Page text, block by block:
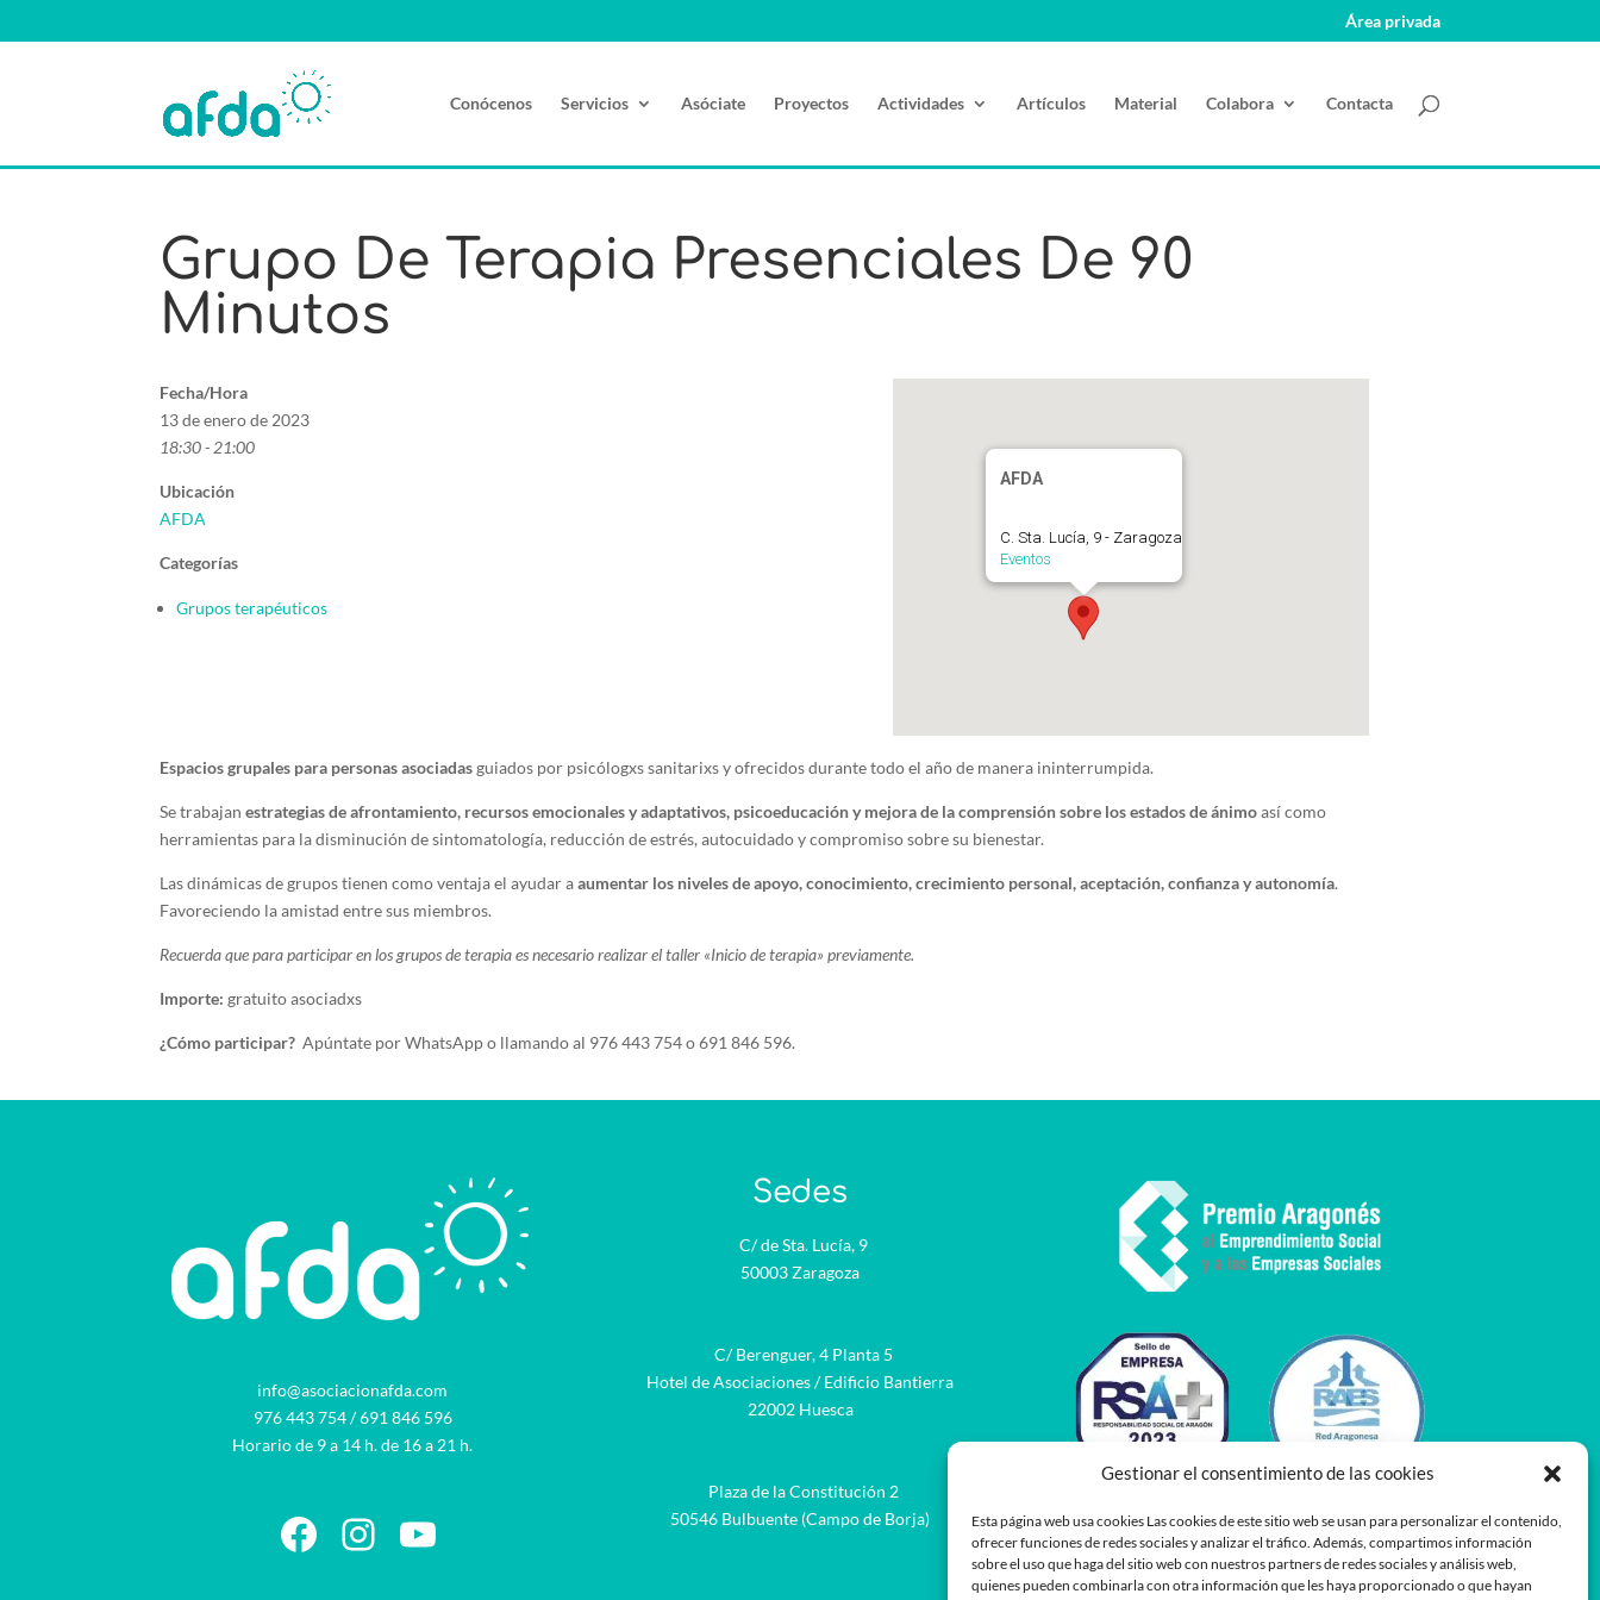
Gestionar el consentimiento de las cookies
Esta página web usa cookies Las cookies de este sitio web se usan para personalizar el contenido,
ofrecer funciones de redes sociales y analizar el tráfico. Además, compartimos información
sobre el uso que haga del sitio web con nuestros partners de redes sociales y análisis web,
quienes pueden combinarla con otra información que les haya proporcionado o que hayan
Área privada
Conócenos Servicios Asóciate Proyectos Actividades Artículos Material Colabora Contacta
Grupo De Terapia Presenciales De 90
Minutos
AFDA
C. Sta. Lucía, 9 - Zaragoza
Eventos
Fecha/Hora
13 de enero de 2023
18:30 - 21:00
Ubicación
AFDA
Categorías
Grupos terapéuticos
Espacios grupales para personas asociadasguiados por psicólogxs sanitarixs y ofrecidos durante todo el año de manera ininterrumpida.
Se trabajanestrategias de afrontamiento, recursos emocionales y adaptativos, psicoeducación y mejora de la comprensión sobre los estados de ánimoasí como
herramientas para la disminución de sintomatología, reducción de estrés, autocuidado y compromiso sobre su bienestar.
Las dinámicas de grupos tienen como ventaja el ayudar aaumentar los niveles de apoyo, conocimiento, crecimiento personal, aceptación, confianza y autonomía.
Favoreciendo la amistad entre sus miembros.
Recuerda que para participar en los grupos de terapia es necesario realizar el taller «Inicio de terapia» previamente.
Importe:gratuito asociadxs
¿Cómo participar? Apúntate por WhatsApp o llamando al 976 443 754 o 691 846 596.
info@asociacionafda.com
976 443 754/691 846 596
Horario de 9 a 14 h. de 16 a 21 h.
Facebook
Instagram
YouTube
Sedes
C/ de Sta. Lucía, 9
50003 Zaragoza
C/ Berenguer, 4 Planta 5
Hotel de Asociaciones / Edificio Bantierra
22002 Huesca
Plaza de la Constitución 2
50546 Bulbuente (Campo de Borja)